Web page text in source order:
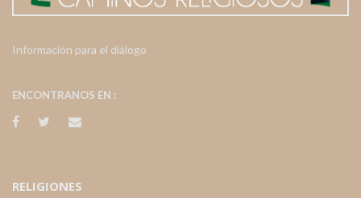
Información para el diálogo
ENCONTRANOS EN :
RELIGIONES